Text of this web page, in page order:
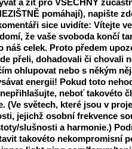
pomáhají), napište
sice uvidíte: Vítejte
že vaše svoboda končí
náš celek. Proto předem
přeli, dohadovali či chovali
ohlupovat nebo s někým
energii! Pokud toto
neboť takovéto
(Ve světech, které jsou v
jejichž osobní frekvence
slušnosti a harmonie.)
takovéto nekompromisní